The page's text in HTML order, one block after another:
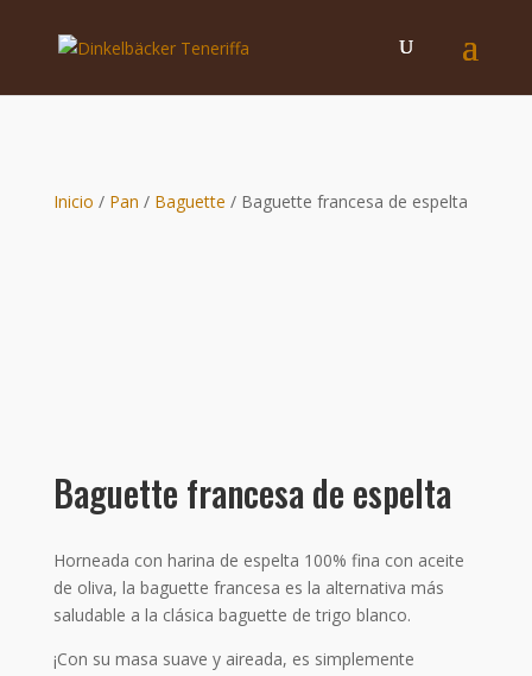
Inicio / Pan / Baguette / Baguette francesa de espelta
Baguette francesa de espelta
Horneada con harina de espelta 100% fina con aceite
de oliva, la baguette francesa es la alternativa más
saludable a la clásica baguette de trigo blanco.
¡Con su masa suave y aireada, es simplemente